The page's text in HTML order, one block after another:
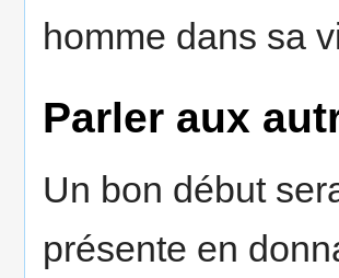
homme dans sa
Parler aux
Un bon début
présente en